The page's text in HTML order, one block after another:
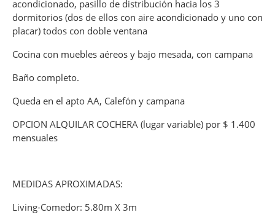
acondicionado, pasillo de distribución hacia los 3
dormitorios (dos de ellos con aire acondicionado y uno con
placar) todos con doble ventana
Cocina con muebles aéreos y bajo mesada, con campana
Baño completo.
Queda en el apto AA, Calefón y campana
OPCION ALQUILAR COCHERA (lugar variable) por $ 1.400
mensuales
MEDIDAS APROXIMADAS:
Living-Comedor: 5.80m X 3m